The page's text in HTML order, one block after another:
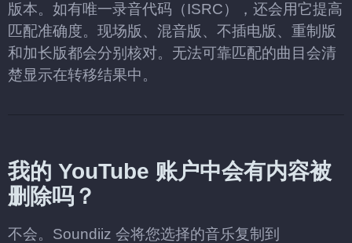
版本。如有唯一录音代码（ISRC），还会用它提高
匹配准确度。现场版、混音版、不插电版、重制版
和加长版都会分别核对。无法可靠匹配的曲目会清
楚显示在转移结果中。
我的 YouTube 账户中会有内容被
删除吗？
不会。Soundiiz 会将您选择的音乐复制到